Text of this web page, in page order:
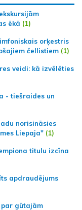
ēkā (1)
orķestris
čellistiem (1)
veidi: kā izvēlēties
- tiešraides un
norisināsies
Liepaja" (1)
titulu izcīna
apdraudējums
par gūtajām